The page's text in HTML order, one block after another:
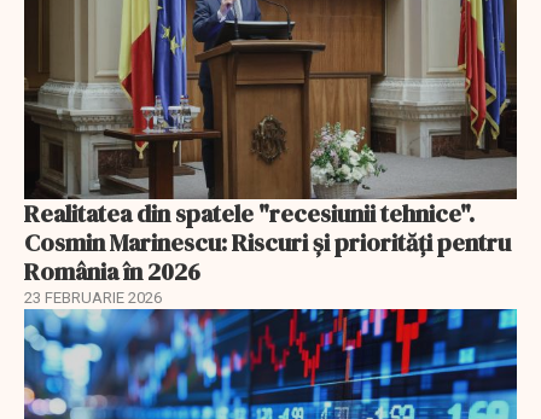
Realitatea din spatele "recesiunii tehnice".
Cosmin Marinescu: Riscuri și priorități pentru
România în 2026
23 FEBRUARIE 2026